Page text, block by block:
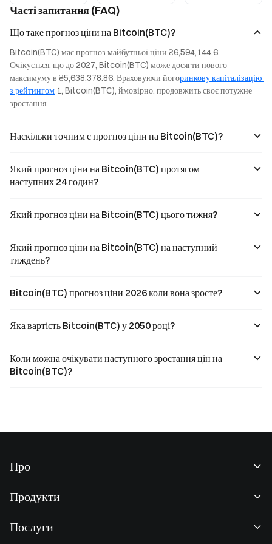
fluctuate around
market
remain cautious
with their capital.
tiered interest
real-world case
you accurately
assess your yield
from holding
assets.
lowest levels of
the year.
Meanwhile,
approximately
the $63,000
level. This article
sideways
Часті запитання (FAQ)
Що таке прогноз ціни на Bitcoin(BTC)?
Bitcoin(BTC) має прогноз майбутньої ціни ₴6,594,144.6.
Очікується, що до 2027, Bitcoin(BTC) може досягти нового
максимуму в ₴5,638,378.86. Враховуючи йогоринкову капіталізацію
з рейтингом 1, Bitcoin(BTC), ймовірно, продовжить своє потужне
зростання.
Наскільки точним є прогноз ціни на Bitcoin(BTC)?
Який прогноз ціни на Bitcoin(BTC) протягом
наступних 24 годин?
Який прогноз ціни на Bitcoin(BTC) цього тижня?
Який прогноз ціни на Bitcoin(BTC) на наступний
тиждень?
Bitcoin(BTC) прогноз ціни 2026 коли вона зросте?
Яка вартість Bitcoin(BTC) у 2050 році?
Коли можна очікувати наступного зростання цін на
Bitcoin(BTC)?
Про
Новини
Продукти
Послуги